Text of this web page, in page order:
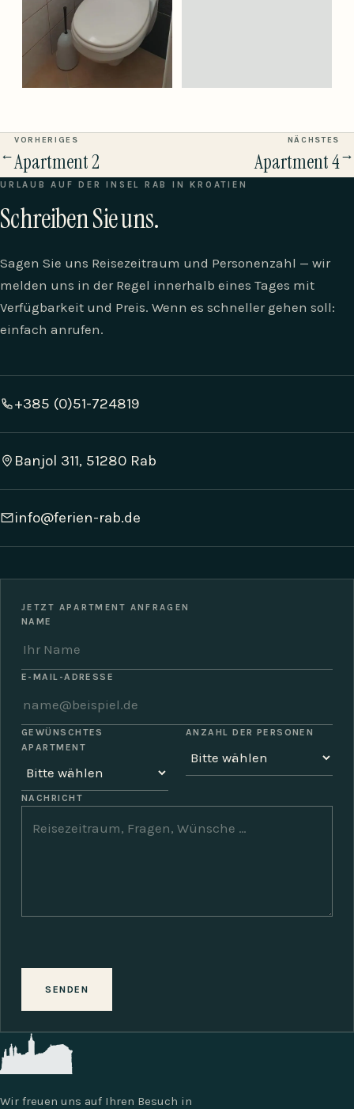
←
VORHERIGES
Apartment 2
NÄCHSTES
Apartment 4→
URLAUB AUF DER INSEL RAB IN KROATIEN
Schreiben Sie uns.
Sagen Sie uns Reisezeitraum und Personenzahl — wir
melden uns in der Regel innerhalb eines Tages mit
Verfügbarkeit und Preis. Wenn es schneller gehen soll:
einfach anrufen.
+385 (0)51-724819
Banjol 311, 51280 Rab
info@ferien-rab.de
JETZT APARTMENT ANFRAGEN
NAME
E-MAIL-ADRESSE
GEWÜNSCHTES
APARTMENT
ANZAHL DER PERSONEN
NACHRICHT
SENDEN
Wir freuen uns auf Ihren Besuch in